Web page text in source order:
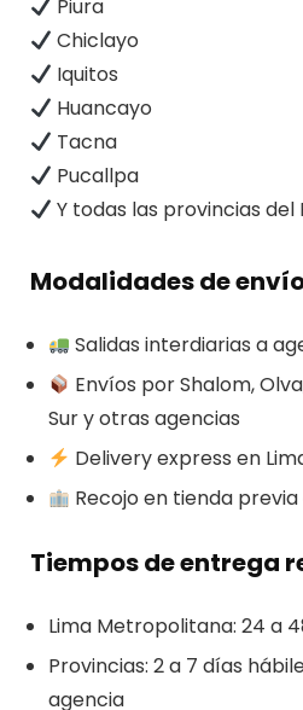
Piura
Chiclayo
Iquitos
Huancayo
Tacna
Pucallpa
Y todas las provincias del
Modalidades de
Salidas interdiarias a
Envíos por Shalom,
Sur y otras agencias
Delivery express en
Recojo en tienda
Tiempos de entrega
Lima Metropolitana: 24 a
Provincias: 2 a 7 días
agencia